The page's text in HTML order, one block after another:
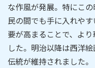
な作風が発展。特にこ
民の間でも手に入れや
要が高まることで、よ
した。明治以降は西洋
伝統が維持されました。